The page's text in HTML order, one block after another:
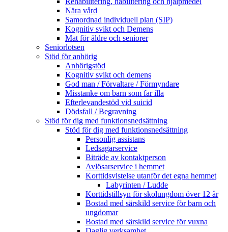
Nära vård
Samordnad individuell plan (SIP)
Kognitiv svikt och Demens
Mat för äldre och seniorer
Seniorlotsen
Stöd för anhörig
Anhörigstöd
Kognitiv svikt och demens
God man / Förvaltare / Förmyndare
Misstanke om barn som far illa
Efterlevandestöd vid suicid
Dödsfall / Begravning
Stöd för dig med funktionsnedsättning
Stöd för dig med funktionsnedsättning
Personlig assistans
Ledsagarservice
Biträde av kontaktperson
Avlösarservice i hemmet
Korttidsvistelse utanför det egna hemmet
Labyrinten / Ludde
Korttidstillsyn för skolungdom över 12 år
Bostad med särskild service för barn och
ungdomar
Bostad med särskild service för vuxna